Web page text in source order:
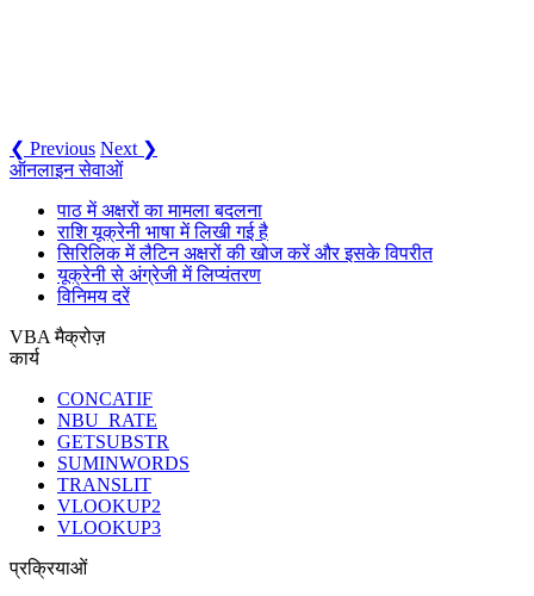
❮ Previous Next ❯
ऑनलाइन सेवाओं
पाठ में अक्षरों का मामला बदलना
राशि यूक्रेनी भाषा में लिखी गई है
सिरिलिक में लैटिन अक्षरों की खोज करें और इसके विपरीत
यूक्रेनी से अंग्रेजी में लिप्यंतरण
विनिमय दरें
VBA मैक्रोज़
कार्य
CONCATIF
NBU_RATE
GETSUBSTR
SUMINWORDS
TRANSLIT
VLOOKUP2
VLOOKUP3
प्रक्रियाओं